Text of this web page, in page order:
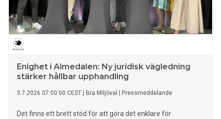
Enighet i Almedalen: Ny juridisk vägledning
stärker hållbar upphandling
3.7.2026 07:00:00 CEST Bra Miljöval Pressmeddelande
Det finns ett brett stöd för att göra det enklare för